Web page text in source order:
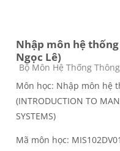
Nhập môn hệ
Ngọc Lê)
Course category
Bộ Môn Hệ Thống
Môn học: Nhập môn hệ
(INTRODUCTION TO
SYSTEMS)
Mã môn học: MIS102DV01